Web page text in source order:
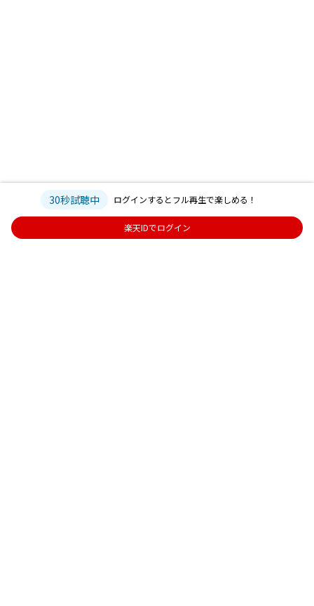
30秒試聴中 ログインするとフル再生で楽しめる！
楽天IDでログイン